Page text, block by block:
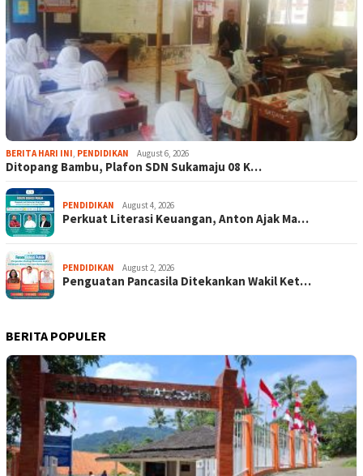
BERITA HARI INI, PENDIDIKAN August 6, 2026
Ditopang Bambu, Plafon SDN Sukamaju 08 K…
PENDIDIKAN August 4, 2026
Perkuat Literasi Keuangan, Anton Ajak Ma…
PENDIDIKAN August 2, 2026
Penguatan Pancasila Ditekankan Wakil Ket…
BERITA POPULER